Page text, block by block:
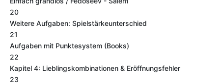
20
Weitere Aufgaben: Spielstärkeunterschied
21
Aufgaben mit Punktesystem (Books)
22
Kapitel 4: Lieblingskombinationen & Eröffnungsfehler
23